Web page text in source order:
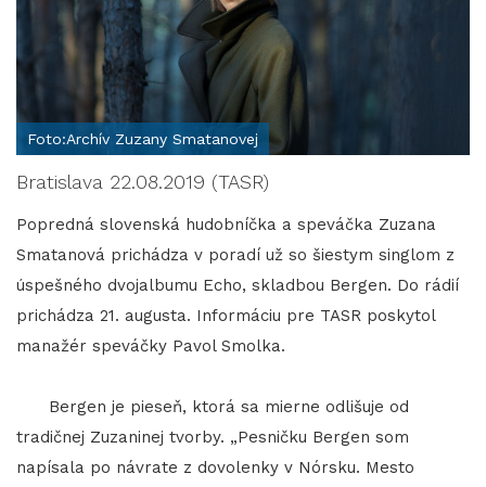
Foto:Archív Zuzany Smatanovej
Bratislava 22.08.2019 (TASR)
Popredná slovenská hudobníčka a speváčka Zuzana
Smatanová prichádza v poradí už so šiestym singlom z
úspešného dvojalbumu Echo, skladbou Bergen. Do rádií
prichádza 21. augusta. Informáciu pre TASR poskytol
manažér speváčky Pavol Smolka.
Bergen je pieseň, ktorá sa mierne odlišuje od
tradičnej Zuzaninej tvorby. „Pesničku Bergen som
napísala po návrate z dovolenky v Nórsku. Mesto